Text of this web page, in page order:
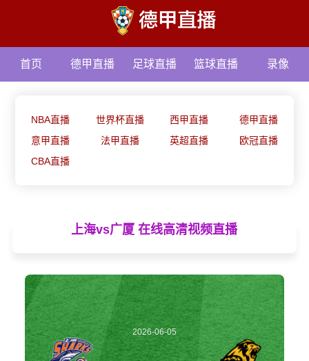
首页 德甲直播 足球直播 篮球直播 录像
NBA直播 世界杯直播 西甲直播
德甲直播
意甲直播
法甲直播 英超直播
欧冠直播
CBA直播
上海vs广厦 在线高清视频直播
2026-06-05